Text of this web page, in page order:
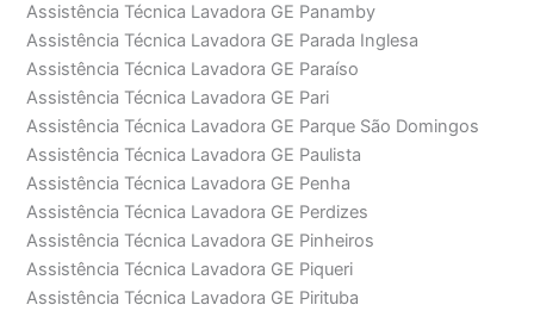
Assistência Técnica Lavadora GE Panamby
Assistência Técnica Lavadora GE Parada Inglesa
Assistência Técnica Lavadora GE Paraíso
Assistência Técnica Lavadora GE Pari
Assistência Técnica Lavadora GE Parque São Domingos
Assistência Técnica Lavadora GE Paulista
Assistência Técnica Lavadora GE Penha
Assistência Técnica Lavadora GE Perdizes
Assistência Técnica Lavadora GE Pinheiros
Assistência Técnica Lavadora GE Piqueri
Assistência Técnica Lavadora GE Pirituba